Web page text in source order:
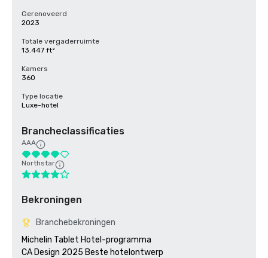
Gerenoveerd
2023
Totale vergaderruimte
13.447 ft²
Kamers
360
Type locatie
Luxe-hotel
Brancheclassificaties
AAA
Northstar
Bekroningen
Branchebekroningen
Michelin Tablet Hotel-programma
CA Design 2025 Beste hotelontwerp